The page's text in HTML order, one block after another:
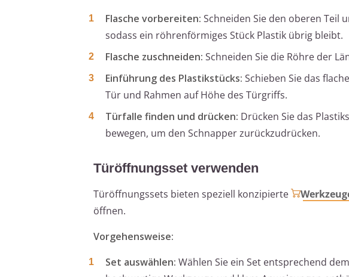
Flasche vorbereiten: Schneiden Sie den oberen Teil
sodass ein röhrenförmiges Stück Plastik übrig bleibt.
Flasche zuschneiden: Schneiden Sie die Röhre der
Einführung des Plastikstücks: Schieben Sie das
Tür und Rahmen auf Höhe des Türgriffs.
Türfalle finden und drücken: Drücken Sie das
bewegen, um den Schnapper zurückzudrücken.
Türöffnungsset verwenden
Türöffnungssets bieten speziell konzipierte
öffnen.
Vorgehensweise:
Set auswählen: Wählen Sie ein Set entsprechend